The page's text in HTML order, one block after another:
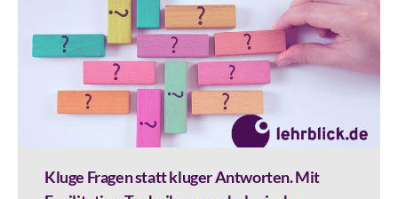
Kluge Fragen statt kluger Antworten. Mit